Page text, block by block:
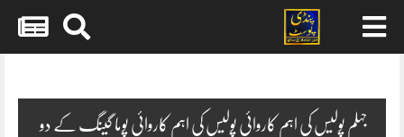
جہلم پولیس کی اہم کاروائی پولیس کی اہم کاروائی پوما گینگ کے دو